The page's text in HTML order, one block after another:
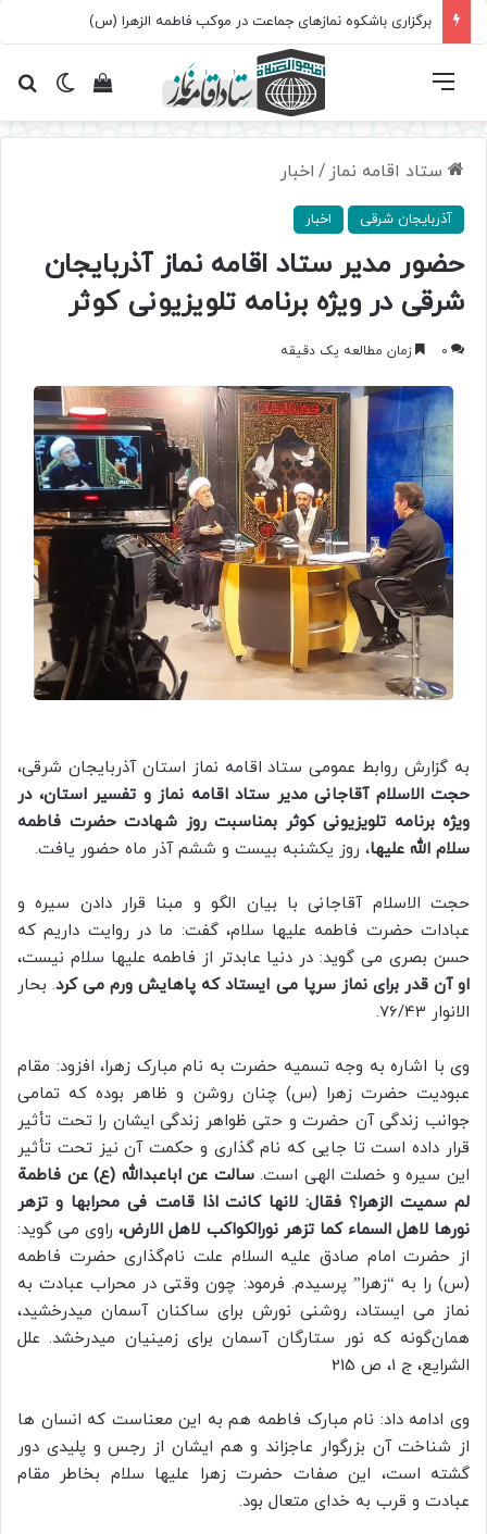
برگزاری باشکوه نمازهای جماعت در موکب فاطمه الزهرا (س)
تغییرمشاهده فهرست
ستاد اقامه نماز / اخبار
آذربایجان شرقی اخبار
حضور مدیر ستاد اقامه نماز آذربایجان
شرقی در ویژه برنامه تلویزیونی کوثر
0 زمان مطالعه یک دقیقه
به گزارش روابط عمومی ستاد اقامه نماز استان آذربایجان شرقی،
حجت الاسلام آقاجانی مدیر ستاد اقامه نماز و تفسیر استان، در
ویژه برنامه تلویزیونی کوثر بمناسبت روز شهادت حضرت فاطمه
سلام الله علیها، روز یکشنبه بیست و ششم آذر ماه حضور یافت.
حجت الاسلام آقاجانی با بیان الگو و مبنا قرار دادن سیره و
عبادات حضرت فاطمه علیها سلام، گفت: ما در روایت داریم که
حسن بصری می گوید: در دنیا عابدتر از فاطمه علیها سلام نیست،
او آن قدر برای نماز سرپا می ایستاد که پاهایش ورم می کرد. بحار
الانوار 76/43.
وی با اشاره به وجه تسمیه حضرت به نام مبارک زهرا، افزود: مقام
عبودیت حضرت زهرا (س) چنان روشن و ظاهر بوده که تمامی
جوانب زندگی آن حضرت و حتی ظواهر زندگی ایشان را تحت تأثیر
قرار داده است تا جایی که نام گذاری و حکمت آن نیز تحت تأثیر
این سیره و خصلت الهی است.سالت عن اباعبدالله (ع) عن فاطمة
لم سمیت الزهرا؟ فقال: لانها کانت اذا قامت فی محرابها و تزهر
نورها لاهل السماء کما تزهر نورالکواکب لاهل الارض،راوی می‏ گوید:
از حضرت امام صادق علیه السلام علت نام‌گذاری حضرت فاطمه
(س) را به “زهرا” پرسیدم. فرمود: چون وقتی در محراب عبادت به
نماز می‏ ایستاد، روشنی نورش برای ساکنان آسمان می‏درخشید،
همان‌گونه که نور ستارگان آسمان برای زمینیان می‏درخشد. علل
الشرایع، ج 1، ص 215
وی ادامه داد: نام مبارک فاطمه هم به این معناست که انسان ها
از شناخت آن بزرگوار عاجزاند و هم ایشان از رجس و پلیدی دور
گشته است، این صفات حضرت زهرا علیها سلام بخاطر مقام
عبادت و قرب به خدای متعال بود.